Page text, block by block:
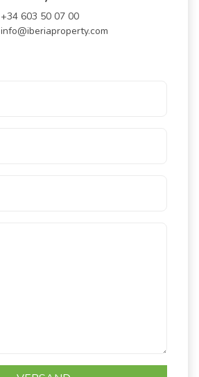
+34 603 50 07 00
info@iberiaproperty.com